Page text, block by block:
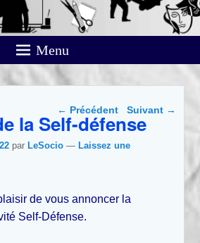
Menu
Parcourir les articles
← Précédent Suivant →
la Self-défense
parLeSocio —Laissez une
de vous annoncer la
Self-Défense.